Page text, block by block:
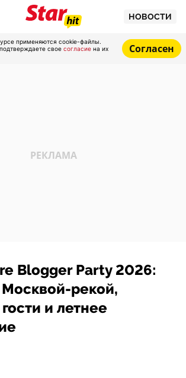
НОВОСТИ
применяются cookie-файлы.
свое согласие на их
Согласен
Blogger Party 2026:
Москвой-рекой,
и летнее